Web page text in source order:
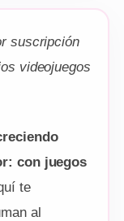
suscripción
videojuegos
con juegos
te
al